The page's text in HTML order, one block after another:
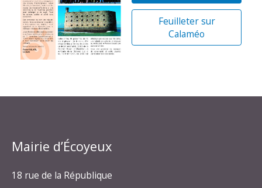
Feuilleter sur
Calaméo
Mairie d’Écoyeux
18 rue de la République